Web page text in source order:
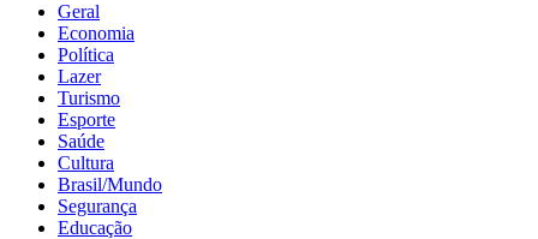
Geral
Economia
Política
Lazer
Turismo
Esporte
Saúde
Cultura
Brasil/Mundo
Segurança
Educação